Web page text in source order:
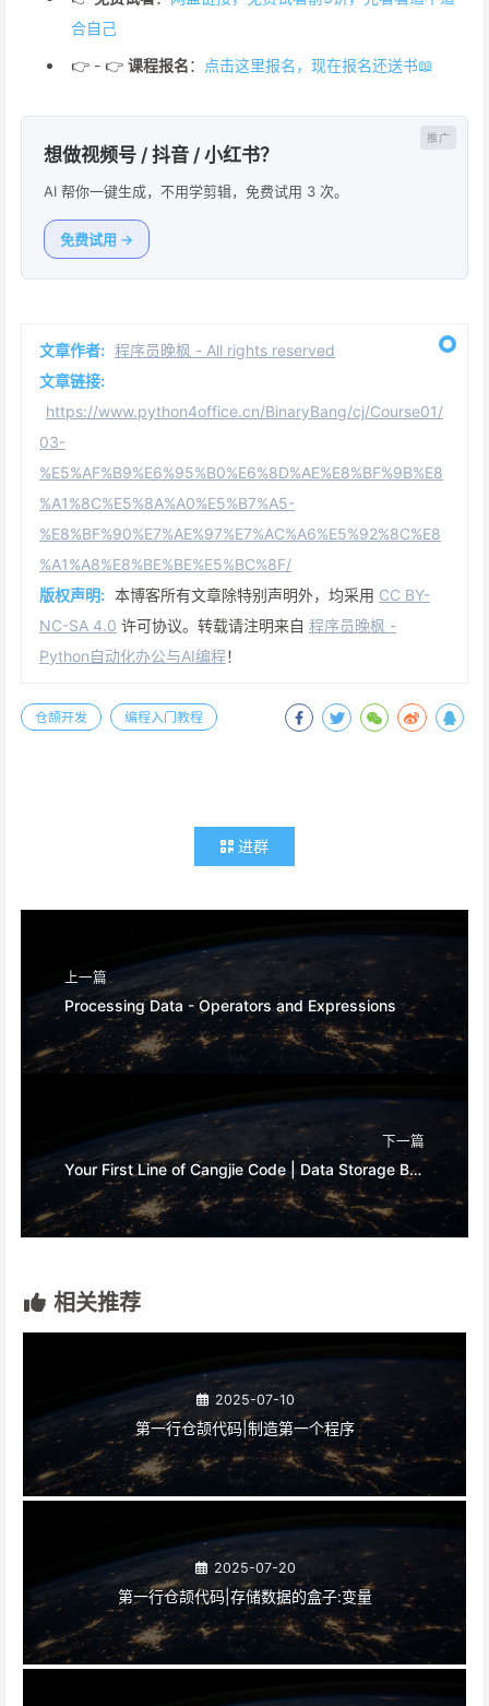
合自己
👉 - 👉 课程报名： 点击这里报名，现在报名还送书📖
想做视频号 / 抖音 / 小红书？
AI 帮你一键生成，不用学剪辑，免费试用 3 次。
免费试用 →
文章作者: 程序员晚枫 - All rights reserved
文章链接:
https://www.python4office.cn/BinaryBang/cj/Course01/
03-
%E5%AF%B9%E6%95%B0%E6%8D%AE%E8%BF%9B%E8
%A1%8C%E5%8A%A0%E5%B7%A5-
%E8%BF%90%E7%AE%97%E7%AC%A6%E5%92%8C%E8
%A1%A8%E8%BE%BE%E5%BC%8F/
版权声明: 本博客所有文章除特别声明外，均采用 CC BY-
NC-SA 4.0 许可协议。转载请注明来自 程序员晚枫 -
Python自动化办公与AI编程！
仓颉开发 编程入门教程
进群
上一篇
Processing Data - Operators and Expressions
下一篇
Your First Line of Cangjie Code | Data Storage Box: Variables
相关推荐
2025-07-10
第一行仓颉代码|制造第一个程序
2025-07-20
第一行仓颉代码|存储数据的盒子:变量